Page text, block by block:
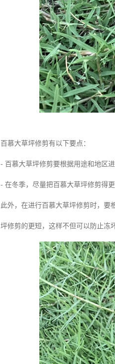
百慕大草坪修剪有以下要点：
- 百慕大草坪修剪要根据用途和地区
- 在冬季，尽量把百慕大草坪修剪得
此外，在进行百慕大草坪修剪时，要
坪修剪的更短，这样不但可以防止冻